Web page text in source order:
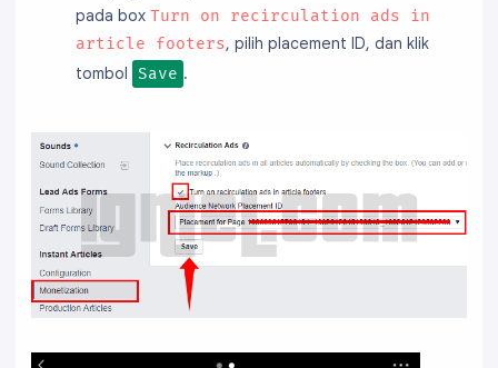
pada box Turn on recirculation ads in
article footers, pilih placement ID, dan klik
tombol Save .